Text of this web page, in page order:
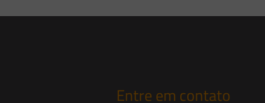
Entre em contato